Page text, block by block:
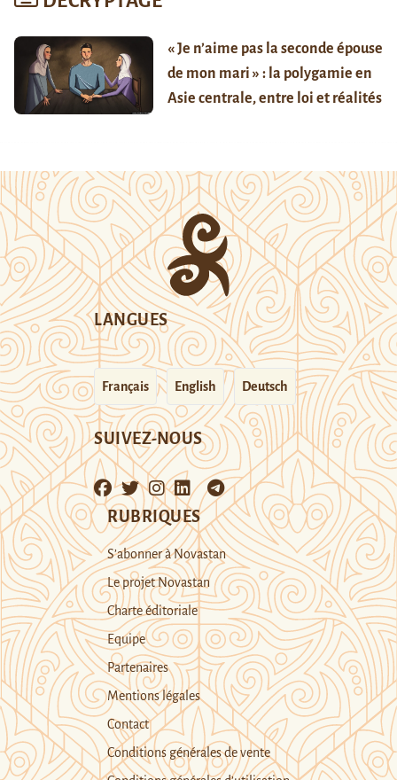
« Je n’aime pas la seconde épouse
de mon mari » : la polygamie en
Asie centrale, entre loi et réalités
LANGUES
Français English Deutsch
SUIVEZ-NOUS
RUBRIQUES
S’abonner à Novastan
Le projet Novastan
Charte éditoriale
Equipe
Partenaires
Mentions légales
Contact
Conditions générales de vente